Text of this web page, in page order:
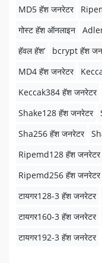
MD5 हॅश जनरेटर
गोस्ट हॅश ऑनलाइन
हॅवल हॅश’
bcrypt हॅश
MD4 हॅश जनरेटर
Keccak384 हॅश जनरेटर
Shake128 हॅश जनरेटर
Sha256 हॅश जनरेटर
Ripemd128 हॅश जनरेटर
Ripemd256 हॅश जनरेटर
टायगर128-3 हॅश जनरेटर
टायगर160-3 हॅश जनरेटर
टायगर192-3 हॅश जनरेटर